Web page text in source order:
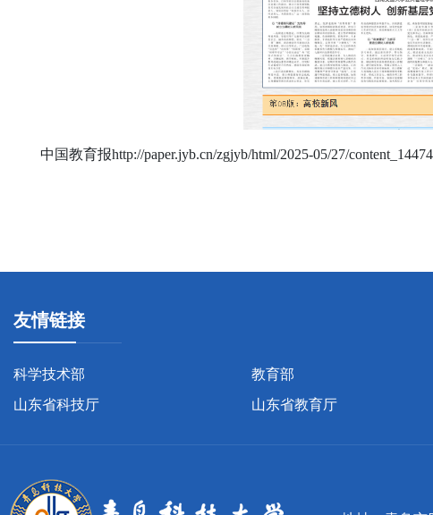
中国教育报http://paper.jyb.cn/zgjyb/html/2025-05/27/
友情链接
科学技术部 教育部
山东省科技厅
山东省教育厅